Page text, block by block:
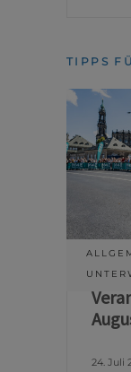
TIPPS
24. Juli